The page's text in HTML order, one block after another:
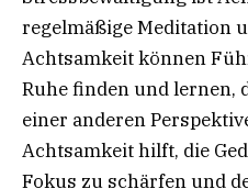
regelmäßige Meditation
Achtsamkeit können
Ruhe finden und lernen,
einer anderen
Achtsamkeit hilft, die
Fokus zu schärfen und